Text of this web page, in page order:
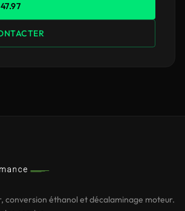
conversion éthanol et décalaminage moteur.